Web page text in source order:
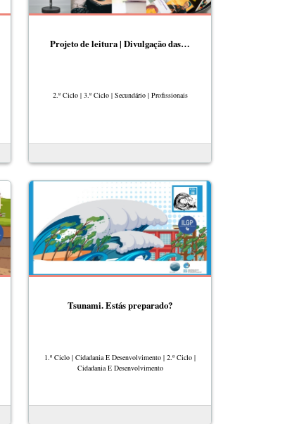
Projeto de leitura | Divulgação das…
2.º Ciclo | 3.º Ciclo | Secundário | Profissionais
Tsunami. Estás preparado?
1.º Ciclo | Cidadania E Desenvolvimento | 2.º Ciclo |
Cidadania E Desenvolvimento